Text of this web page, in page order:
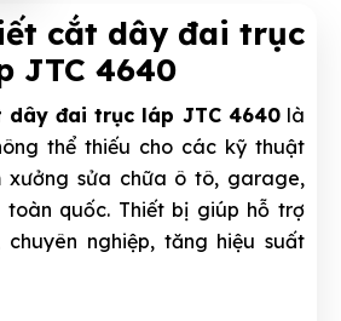
cắt dây đai trục
JTC 4640
dây đai trục láp JTC 4640là
thể thiếu cho các kỹ thuật
xưởng sửa chữa ô tô, garage,
quốc. Thiết bị giúp hỗ trợ
chuyên nghiệp, tăng hiệu suất